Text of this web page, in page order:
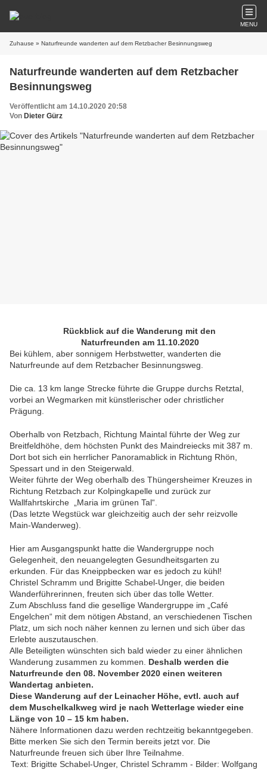
MENU
Zuhause » Naturfreunde wanderten auf dem Retzbacher Besinnungsweg
Naturfreunde wanderten auf dem Retzbacher
Besinnungsweg
Veröffentlicht am 14.10.2020 20:58
Von Dieter Gürz
Rückblick auf die Wanderung mit den
Naturfreunden am 11.10.2020
Bei kühlem, aber sonnigem Herbstwetter, wanderten die
Naturfreunde auf dem Retzbacher Besinnungsweg.
Die ca. 13 km lange Strecke führte die Gruppe durchs Retztal,
vorbei an Wegmarken mit künstlerischer oder christlicher
Prägung.
Oberhalb von Retzbach, Richtung Maintal führte der Weg zur
Breitfeldhöhe, dem höchsten Punkt des Maindreiecks mit 387 m.
Dort bot sich ein herrlicher Panoramablick in Richtung Rhön,
Spessart und in den Steigerwald.
Weiter führte der Weg oberhalb des Thüngersheimer Kreuzes in
Richtung Retzbach zur Kolpingkapelle und zurück zur
Wallfahrtskirche „Maria im grünen Tal“.
(Das letzte Wegstück war gleichzeitig auch der sehr reizvolle
Main-Wanderweg).
Hier am Ausgangspunkt hatte die Wandergruppe noch
Gelegenheit, den neuangelegten Gesundheitsgarten zu
erkunden. Für das Kneippbecken war es jedoch zu kühl!
Christel Schramm und Brigitte Schabel-Unger, die beiden
Wanderführerinnen, freuten sich über das tolle Wetter.
Zum Abschluss fand die gesellige Wandergruppe im „Café
Engelchen“ mit dem nötigen Abstand, an verschiedenen Tischen
Platz, um sich noch näher kennen zu lernen und sich über das
Erlebte auszutauschen.
Alle Beteiligten wünschten sich bald wieder zu einer ähnlichen
Wanderung zusammen zu kommen. Deshalb werden die
Naturfreunde den 08. November 2020 einen weiteren
Wandertag anbieten.
Diese Wanderung auf der Leinacher Höhe, evtl. auch auf
dem Muschelkalkweg wird je nach Wetterlage wieder eine
Länge von 10 – 15 km haben.
Nähere Informationen dazu werden rechtzeitig bekanntgegeben.
Bitte merken Sie sich den Termin bereits jetzt vor. Die
Naturfreunde freuen sich über Ihre Teilnahme.
Text: Brigitte Schabel-Unger, Christel Schramm - Bilder: Wolfgang